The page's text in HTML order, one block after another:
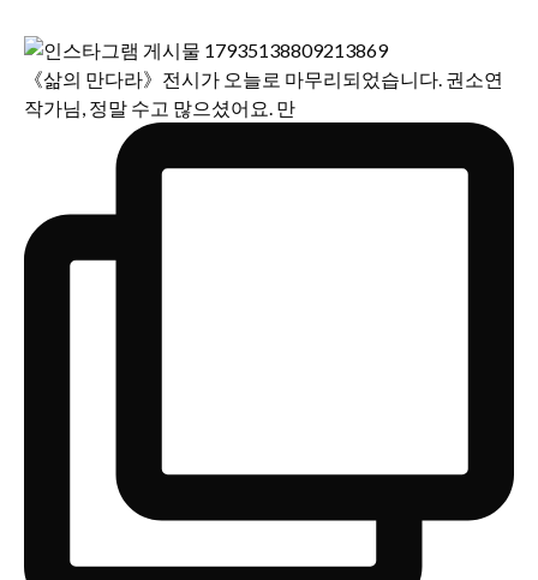
《삶의 만다라》전시가 오늘로 마무리되었습니다. 권소연
작가님, 정말 수고 많으셨어요. 만